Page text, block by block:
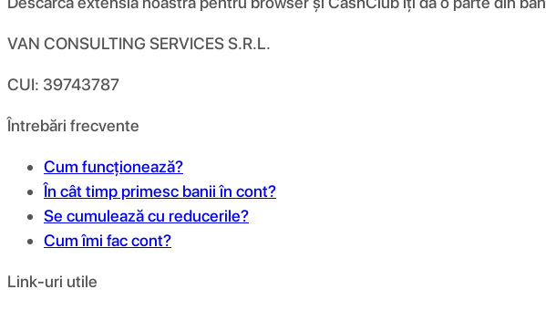
VAN CONSULTING SERVICES S.R.L.
CUI: 39743787
Întrebări frecvente
Cum funcționează?
În cât timp primesc banii în cont?
Se cumulează cu reducerile?
Cum îmi fac cont?
Link-uri utile